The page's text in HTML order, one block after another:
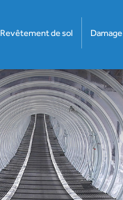
Revêtement de sol Damage